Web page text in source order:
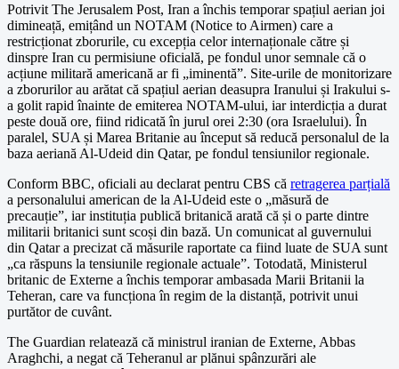
Potrivit The Jerusalem Post, Iran a închis temporar spațiul aerian joi
dimineață, emițând un NOTAM (Notice to Airmen) care a
restricționat zborurile, cu excepția celor internaționale către și
dinspre Iran cu permisiune oficială, pe fondul unor semnale că o
acțiune militară americană ar fi „iminentă”. Site-urile de monitorizare
a zborurilor au arătat că spațiul aerian deasupra Iranului și Irakului s-
a golit rapid înainte de emiterea NOTAM-ului, iar interdicția a durat
peste două ore, fiind ridicată în jurul orei 2:30 (ora Israelului). În
paralel, SUA și Marea Britanie au început să reducă personalul de la
baza aeriană Al-Udeid din Qatar, pe fondul tensiunilor regionale.
Conform BBC, oficiali au declarat pentru CBS că retragerea parțială
a personalului american de la Al-Udeid este o „măsură de
precauție”, iar instituția publică britanică arată că și o parte dintre
militarii britanici sunt scoși din bază. Un comunicat al guvernului
din Qatar a precizat că măsurile raportate ca fiind luate de SUA sunt
„ca răspuns la tensiunile regionale actuale”. Totodată, Ministerul
britanic de Externe a închis temporar ambasada Marii Britanii la
Teheran, care va funcționa în regim de la distanță, potrivit unui
purtător de cuvânt.
The Guardian relatează că ministrul iranian de Externe, Abbas
Araghchi, a negat că Teheranul ar plănui spânzurări ale